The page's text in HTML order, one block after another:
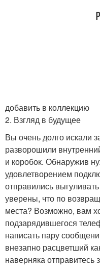
добавить в коллекцию
2. Взгляд в будущее
Вы очень долго искали
разворошили
и коробок. Обнаружив
удовлетворением
отправились
уверены, что по
места? Возможно, вам
подзарядившегося
написать пару
внезапно расцветший
наверняка отправитесь